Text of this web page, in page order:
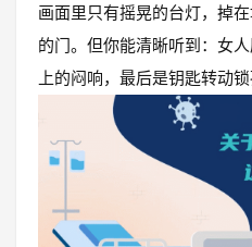
画面里只有摇晃的台灯，掉
的门。但你能清晰听到：女
上的闷响，最后是钥匙转动锁